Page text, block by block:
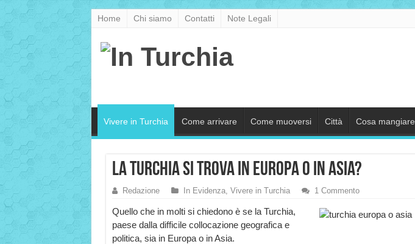
Home Chi siamo Contatti Note Legali
Vivere in Turchia Come arrivare Come muoversi Città Cosa mangiare
La Turchia si trova in Europa o in Asia?
Redazione In Evidenza, Vivere in Turchia 1 Commento
Quello che in molti si chiedono è se la Turchia,
paese dalla difficile collocazione geografica e
politica, sia in Europa o in Asia.